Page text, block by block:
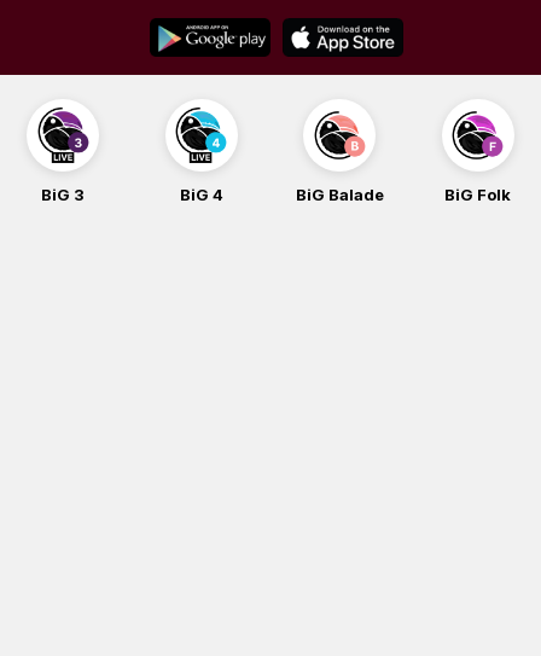
content
BiG 3 BiG 4 BiG Balade BiG Folk